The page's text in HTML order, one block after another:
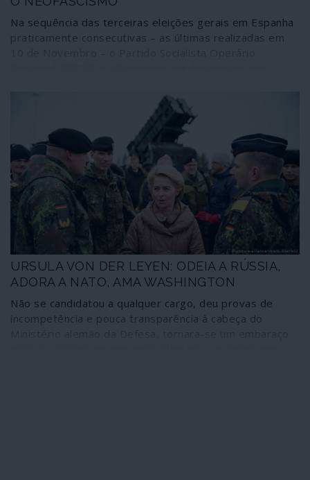
Na sequência das terceiras eleições gerais em Espanha
praticamente consecutivas – as últimas realizadas em
direita. O caminho para alcançar maioria parlamentar,
porém, é ainda longo e exige alguns acordos mais num
cenário caracterizado pela situação na Catalunha e pela
significativa subida eleitoral do grupo fascista Vox.
Publicamos uma importante reflexão sobre a
advertência que este facto representa, sobretudo numa
democracia que começa por estar amputada na cabeça
do Estado.
URSULA VON DER LEYEN: ODEIA A RÚSSIA,
ADORA A NATO, AMA WASHINGTON
Não se candidatou a qualquer cargo, deu provas de
incompetência e pouca transparência à cabeça do